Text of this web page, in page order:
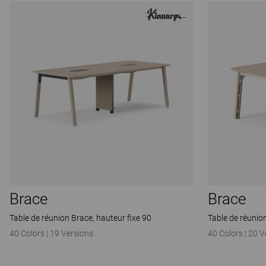
Brace
Table de réunion Brace, hauteur fixe 90
40 Colors | 19 Versions
Brace
Table de
40 Colors | 20